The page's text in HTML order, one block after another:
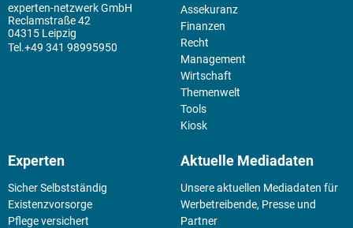
experten-netzwerk GmbH
Reclamstraße 42
04315 Leipzig
+49 341 98995950
Assekuranz
Finanzen
Recht
Management
Wirtschaft
Themenwelt
Tools
Kiosk
Experten
Sicher Selbstständig
Existenz­vorsorge
Pflege versichert
Aktuelle Mediadaten
Unsere aktuellen Mediadaten für
Werbetreibende, Presse und
Partner